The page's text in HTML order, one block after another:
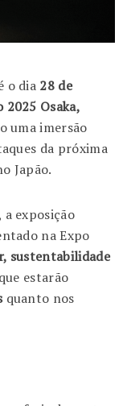
o dia 28 de
2025 Osaka,
uma imersão
da próxima
Japão.
a exposição
na Expo
sustentabilidade
estarão
quanto nos